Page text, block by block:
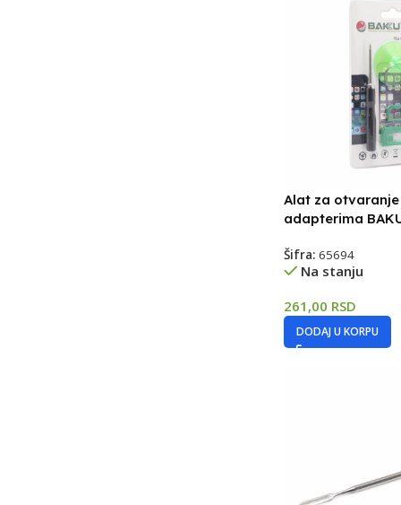
Alat za otvaranje
adapterima
Šifra: 65694
Na stanju
261,00 RSD
DODAJ U KORPU